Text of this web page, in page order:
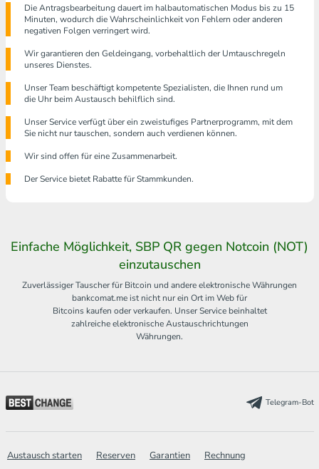
Die Antragsbearbeitung dauert im halbautomatischen Modus bis zu 15
Minuten, wodurch die Wahrscheinlichkeit von Fehlern oder anderen
negativen Folgen verringert wird.
Wir garantieren den Geldeingang, vorbehaltlich der Umtauschregeln
unseres Dienstes.
Unser Team beschäftigt kompetente Spezialisten, die Ihnen rund um
die Uhr beim Austausch behilflich sind.
Unser Service verfügt über ein zweistufiges Partnerprogramm, mit dem
Sie nicht nur tauschen, sondern auch verdienen können.
Wir sind offen für eine Zusammenarbeit.
Der Service bietet Rabatte für Stammkunden.
Einfache Möglichkeit, SBP QR gegen Notcoin (NOT)
einzutauschen
Zuverlässiger Tauscher für Bitcoin und andere elektronische Währungen
bankcomat.me ist nicht nur ein Ort im Web für
Bitcoins kaufen oder verkaufen. Unser Service beinhaltet
zahlreiche elektronische Austauschrichtungen
Währungen.
Telegram-Bot
Austausch starten Reserven Garantien
Rechnung